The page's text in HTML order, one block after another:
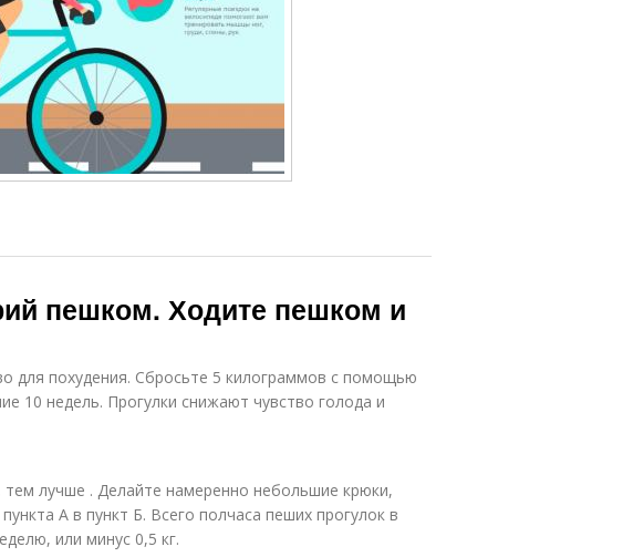
пешком. Ходите пешком и
для похудения. Сбросьте 5 килограммов с помощью
10 недель. Прогулки снижают чувство голода и
лучше . Делайте намеренно небольшие крюки,
А в пункт Б. Всего полчаса пеших прогулок в
или минус 0,5 кг.